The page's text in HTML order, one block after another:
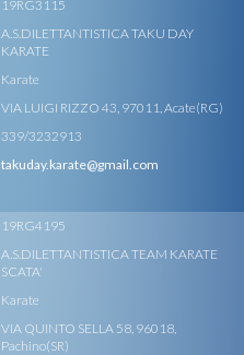
19RG3115
A.S.DILETTANTISTICA TAKU DAY
KARATE
Karate
VIA LUIGI RIZZO 43, 97011, Acate(RG)
339/3232913
takuday.karate@gmail.com
19RG4195
A.S.DILETTANTISTICA TEAM KARATE
SCATA'
Karate
VIA QUINTO SELLA 58, 96018,
Pachino(SR)